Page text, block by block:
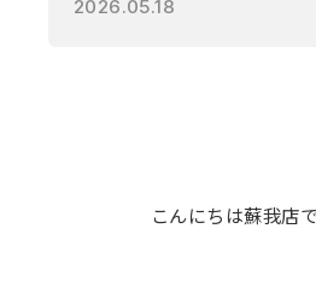
2026.05.18
こんにちは蘇我店